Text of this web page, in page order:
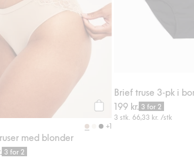
Legg til
+1
med blonder
3 for 2
Brief truse 3-pk i
199 kr. 3 for 2
3 stk.66,33 kr. /stk